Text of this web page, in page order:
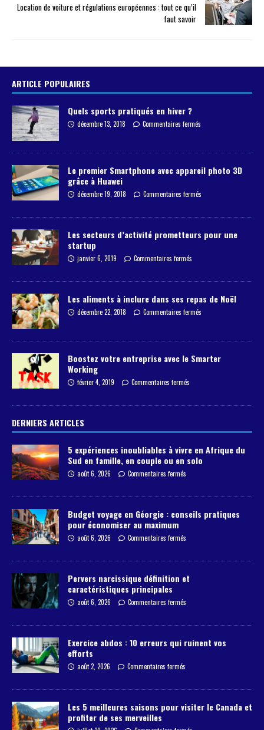
Location de voiture et régulations européennes : tout ce qu’il
faut savoir
ARTICLE POPULAIRES
Quels sports pratiqués en hiver ?
décembre 13, 2018 Commentaires fermés
Le premier Smartphone avec appareil photo 3D
grâce à Huawei
décembre 19, 2018 Commentaires fermés
Les secteurs d’activité prometteurs pour une
startup
janvier 6, 2019 Commentaires fermés
Les aliments à inclure dans ses repas de Noël
décembre 22, 2018 Commentaires fermés
Boostez votre entreprise avec le Smarter
Working
février 4, 2019 Commentaires fermés
DERNIERS ARTICLES
5 expériences inoubliables à vivre en Afrique du
Sud en famille, en couple ou en solo
août 6, 2026 Commentaires fermés
Budget voyage en Géorgie : conseils pratiques
pour économiser au maximum
août 6, 2026 Commentaires fermés
Pervers narcissique définition et
caractéristiques principales
août 6, 2026 Commentaires fermés
Exercice abdos : 10 erreurs qui ruinent vos
efforts
août 2, 2026 Commentaires fermés
Les 5 meilleures saisons pour visiter le Canada et
profiter de ses merveilles